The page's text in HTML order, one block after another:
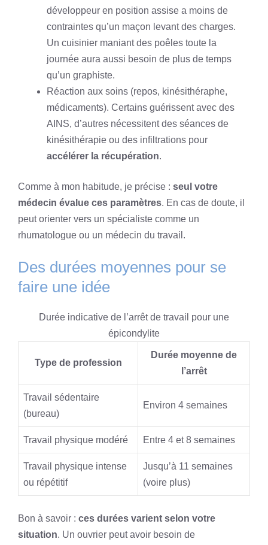
développeur en position assise a moins de
contraintes qu’un maçon levant des charges.
Un cuisinier maniant des poêles toute la
journée aura aussi besoin de plus de temps
qu’un graphiste.
Réaction aux soins (repos, kinésithéraphe,
médicaments). Certains guérissent avec des
AINS, d’autres nécessitent des séances de
kinésithérapie ou des infiltrations pour
accélérer la récupération.
Comme à mon habitude, je précise : seul votre
médecin évalue ces paramètres. En cas de doute, il
peut orienter vers un spécialiste comme un
rhumatologue ou un médecin du travail.
Des durées moyennes pour se
faire une idée
Durée indicative de l’arrêt de travail pour une
épicondylite
Type de profession
Durée moyenne de
l’arrêt
Travail sédentaire
(bureau)
Environ 4 semaines
Travail physique modéré Entre 4 et 8 semaines
Travail physique intense
ou répétitif
Jusqu’à 11 semaines
(voire plus)
Bon à savoir : ces durées varient selon votre
situation. Un ouvrier peut avoir besoin de